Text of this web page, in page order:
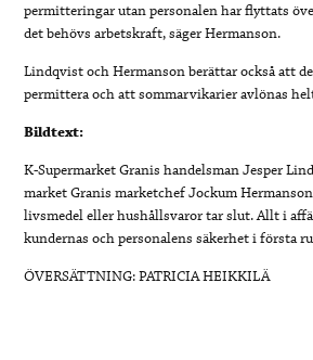
permitteringar utan personalen har flyttats
det behövs arbetskraft, säger Hermanson.
Lindqvist och Hermanson berättar också att
permittera och att sommarvikarier avlönas
Bildtext:
K-Supermarket Granis handelsman Jesper
market Granis marketchef Jockum
livsmedel eller hushållsvaror tar slut. Allt i
kundernas och personalens säkerhet i första
ÖVERSÄTTNING: PATRICIA HEIKKILÄ